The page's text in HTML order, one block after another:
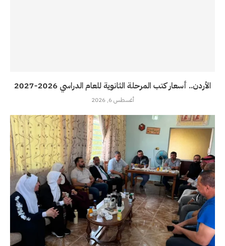
الأردن.. أسعار كتب المرحلة الثانوية للعام الدراسي 2026-2027
أغسطس 6, 2026